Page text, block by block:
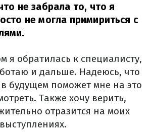
не забрала то, что я
не могла примириться с
я обратилась к специалисту,
и дальше. Надеюсь, что
в будущем поможет мне на это
Также хочу верить,
отразится на моих